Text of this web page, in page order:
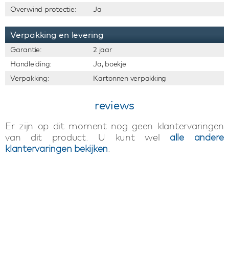
Overwind protectie:
Ja
Verpakking en levering
Garantie:
2 jaar
Handleiding:
Ja, boekje
Verpakking:
Kartonnen verpakking
reviews
Er zijn op dit moment nog geen klantervaringen
van dit product. U kunt wel alle andere
klantervaringen bekijken.